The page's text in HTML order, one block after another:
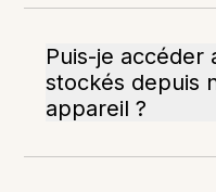
Puis-je accéder
stockés depuis
appareil ?